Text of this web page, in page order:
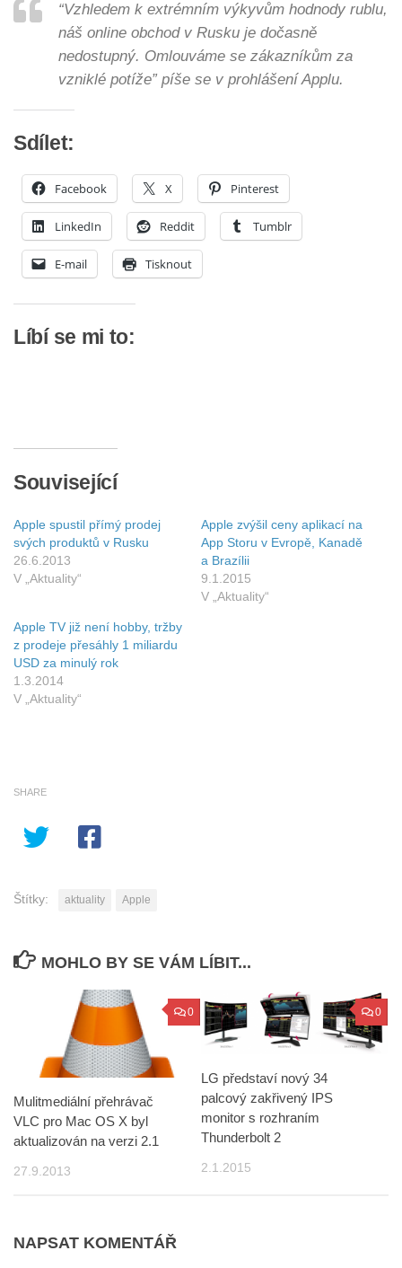
“Vzhledem k extrémním výkyvům hodnody rublu,
náš online obchod v Rusku je dočasně
nedostupný. Omlouváme se zákazníkům za
vzniklé potíže” píše se v prohlášení Applu.
Sdílet:
Facebook X Pinterest
LinkedIn Reddit Tumblr
E-mail Tisknout
Líbí se mi to:
Související
Apple spustil přímý prodej
svých produktů v Rusku
26.6.2013
V „Aktuality“
Apple zvýšil ceny aplikací na
App Storu v Evropě, Kanadě
a Brazílii
9.1.2015
V „Aktuality“
Apple TV již není hobby, tržby
z prodeje přesáhly 1 miliardu
USD za minulý rok
1.3.2014
V „Aktuality“
SHARE
Štítky: aktuality Apple
MOHLO BY SE VÁM LÍBIT...
0
Mulitmediální přehrávač
VLC pro Mac OS X byl
aktualizován na verzi 2.1
27.9.2013
0
LG představí nový 34
palcový zakřivený IPS
monitor s rozhraním
Thunderbolt 2
2.1.2015
NAPSAT KOMENTÁŘ